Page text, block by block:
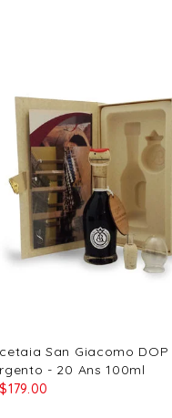
San Giacomo DOP
- 20 Ans 100ml